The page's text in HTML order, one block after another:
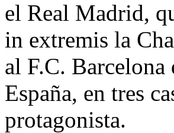
el Real Madrid,
in extremis la
al F.C. Barcelona
España, en tres
protagonista.